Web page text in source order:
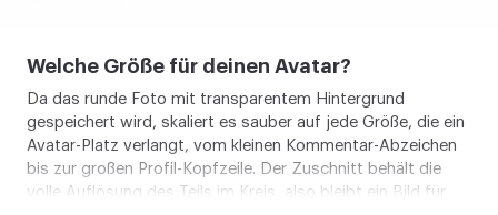
Welche Größe für deinen Avatar?
Da das runde Foto mit transparentem Hintergrund
gespeichert wird, skaliert es sauber auf jede Größe, die ein
Avatar-Platz verlangt, vom kleinen Kommentar-Abzeichen
bis zur großen Profil-Kopfzeile. Der Zuschnitt behält die
volle Auflösung des Teils im Kreis, also bleibt ein Bild für